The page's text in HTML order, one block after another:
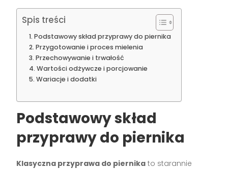
Spis treści
Podstawowy skład przyprawy do piernika
Przygotowanie i proces mielenia
Przechowywanie i trwałość
Wartości odżywcze i porcjowanie
Wariacje i dodatki
Podstawowy skład
przyprawy do piernika
Klasyczna przyprawa do piernika to starannie